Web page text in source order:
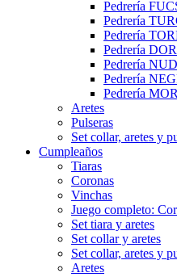
Pedrería
Pedrería
Pedrería
Pedrería
Pedrería
Pedrería
Pedrería
Aretes
Pulseras
Set collar, aretes y
Cumpleaños
Tiaras
Coronas
Vinchas
Juego completo:
Set tiara y aretes
Set collar y aretes
Set collar, aretes y
Aretes